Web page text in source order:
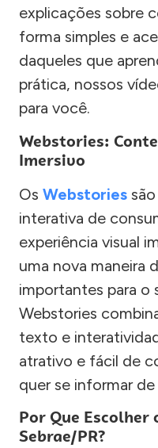
explicações sobre
forma simples e
daqueles que
prática, nossos
para você.
Webstories:
Imersivo
Os Webstories
interativa de
experiência visual
uma nova maneira
importantes para o
Webstories
texto e
atrativo e fácil de
quer se informar
Por Que Escolher
Sebrae/PR?